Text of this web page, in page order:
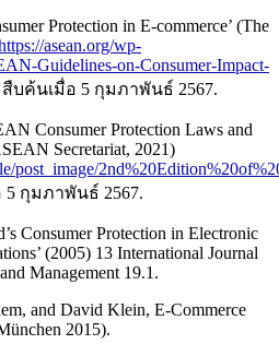
Protection in E-commerce’ (The
asean.org/wp-
Guidelines-on-Consumer-Impact-
สืบค้นเมื่อ 5 กุมภาพันธ์ 2567.
Consumer Protection Laws and
Secretariat, 2021)
post_image/
5 กุมภาพันธ์ 2567.
Consumer Protection in Electronic
(2005) 13 International Journal
Management 19.1.
and David Klein, E-Commerce
2015).